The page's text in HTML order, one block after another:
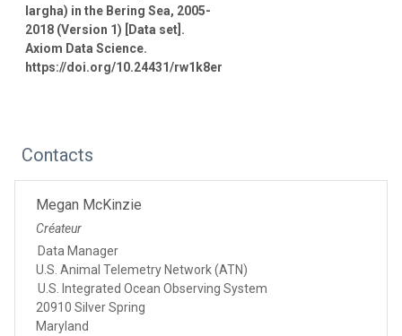
largha) in the Bering Sea, 2005-
2018 (Version 1) [Data set].
Axiom Data Science.
https://doi.org/10.24431/rw1k8er
Contacts
Megan McKinzie
Créateur
Data Manager
U.S. Animal Telemetry Network (ATN)
U.S. Integrated Ocean Observing System
20910 Silver Spring
Maryland